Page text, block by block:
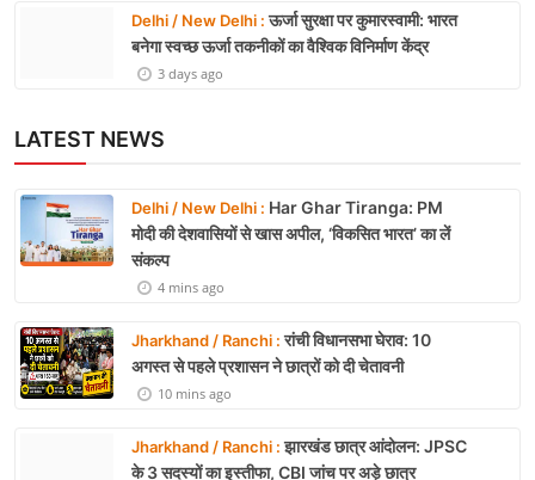
Delhi / New Delhi :ऊर्जा सुरक्षा पर कुमारस्वामी: भारत
बनेगा स्वच्छ ऊर्जा तकनीकों का वैश्विक विनिर्माण केंद्र
3 days ago
LATEST NEWS
Delhi / New Delhi : Har Ghar Tiranga: PM
मोदी की देशवासियों से खास अपील, ‘विकसित भारत’ का लें
संकल्प
4 mins ago
Jharkhand / Ranchi :रांची विधानसभा घेराव: 10
अगस्त से पहले प्रशासन ने छात्रों को दी चेतावनी
10 mins ago
Jharkhand / Ranchi :झारखंड छात्र आंदोलन: JPSC
के 3 सदस्यों का इस्तीफा, CBI जांच पर अड़े छात्र